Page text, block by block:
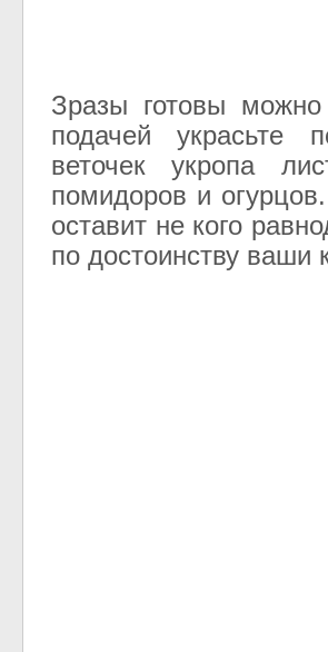
Зразы готовы
подачей украсьте
веточек укропа
помидоров и
оставит не кого
по достоинству